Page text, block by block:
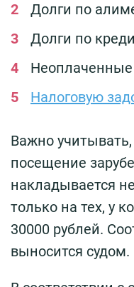
Долги по
Долги по
Налоговую
Важно
посещение
накладывается
только на тех, у
30000 рублей.
выносится судом.